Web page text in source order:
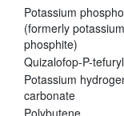
Potassium
(formerly potassium
phosphite)
Quizalofop-P-tefuryl
Potassium
carbonate